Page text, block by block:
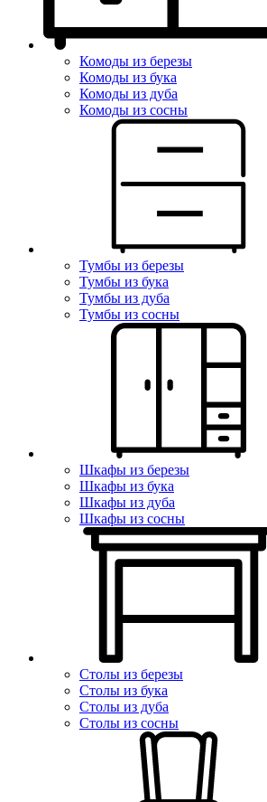
Комоды из березы
Комоды из бука
Комоды из дуба
Комоды из сосны
Тумбы из березы
Тумбы из бука
Тумбы из дуба
Тумбы из сосны
Шкафы из березы
Шкафы из бука
Шкафы из дуба
Шкафы из сосны
Столы из березы
Столы из бука
Столы из дуба
Столы из сосны